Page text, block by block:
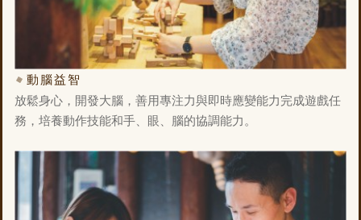
動腦益智
放鬆身心，開發大腦，善用專注力與即時應變能力完成遊戲任
務，培養動作技能和手、眼、腦的協調能力。